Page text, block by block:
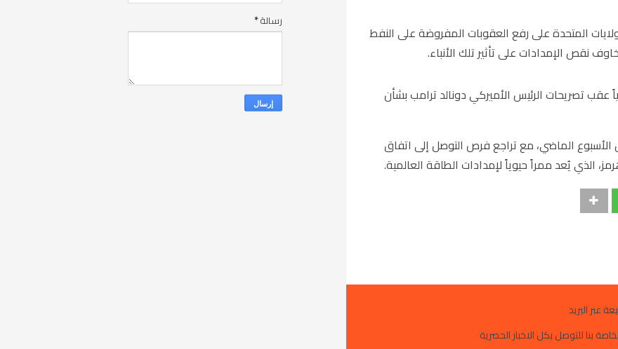
المتحدةعلى رفع العقوبات المفروضة على النفط
نقص الإمدادات على تأثير تلك الأنباء.
عقب تصريحات الرئيس الأميركيدونالد ترامببشأن
مكاسب تجاوزت 7 بالمئة خلال الأسبوع الماضي، مع تراجع فرص التوصل إلى اتفاق
، الذي يُعد ممراً حيوياً لإمدادات الطاقة العالمية.
عبر البريد
بنا للتوصل بكل الاخبار الحصرية
رسالة*